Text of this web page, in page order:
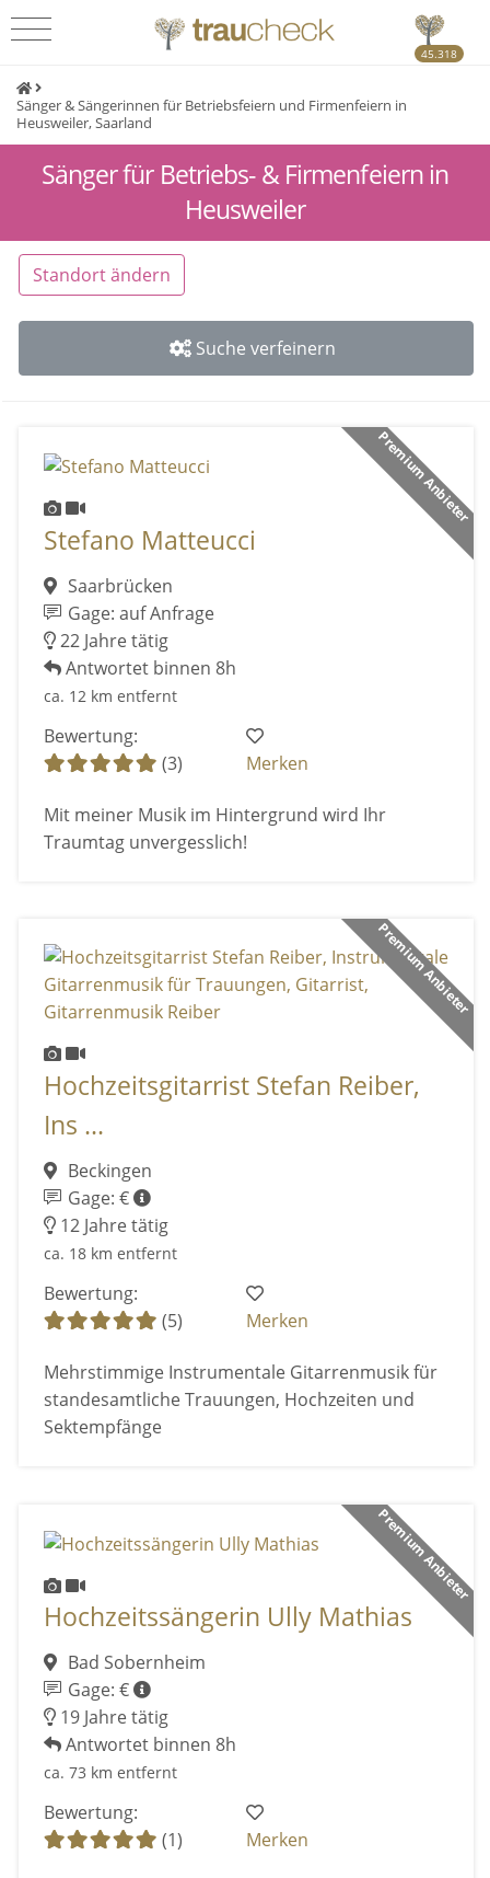
45.318
Sänger & Sängerinnen für Betriebsfeiern und Firmenfeiern in
Heusweiler, Saarland
Sänger für Betriebs- & Firmenfeiern in
Heusweiler
Standort ändern
Suche verfeinern
Premium Anbieter
Stefano Matteucci
Saarbrücken
Gage: auf Anfrage
22 Jahre tätig
Antwortet binnen 8h
ca. 12 km entfernt
Bewertung:
(3)
Merken
Mit meiner Musik im Hintergrund wird Ihr
Traumtag unvergesslich!
Premium Anbieter
Hochzeitsgitarrist Stefan Reiber,
Ins ...
Beckingen
Gage: €
12 Jahre tätig
ca. 18 km entfernt
Bewertung:
(5)
Merken
Mehrstimmige Instrumentale Gitarrenmusik für
standesamtliche Trauungen, Hochzeiten und
Sektempfänge
Premium Anbieter
Hochzeitssängerin Ully Mathias
Bad Sobernheim
Gage: €
19 Jahre tätig
Antwortet binnen 8h
ca. 73 km entfernt
Bewertung:
(1)
Merken